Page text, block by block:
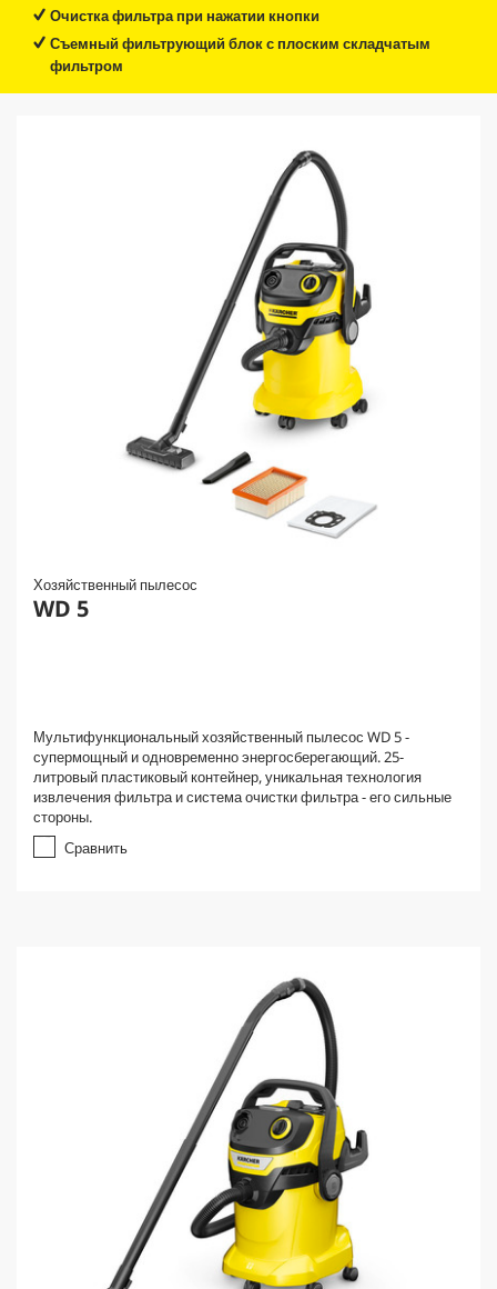
Очистка фильтра при нажатии кнопки
Съемный фильтрующий блок с плоским складчатым
фильтром
Хозяйственный пылесос
WD 5
Мультифункциональный хозяйственный пылесос WD 5 -
супермощный и одновременно энергосберегающий. 25-
литровый пластиковый контейнер, уникальная технология
извлечения фильтра и система очистки фильтра - его сильные
стороны.
Сравнить